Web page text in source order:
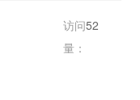
访问
量：
52